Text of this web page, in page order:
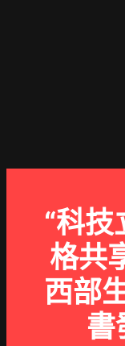
“科
格共
西部
書